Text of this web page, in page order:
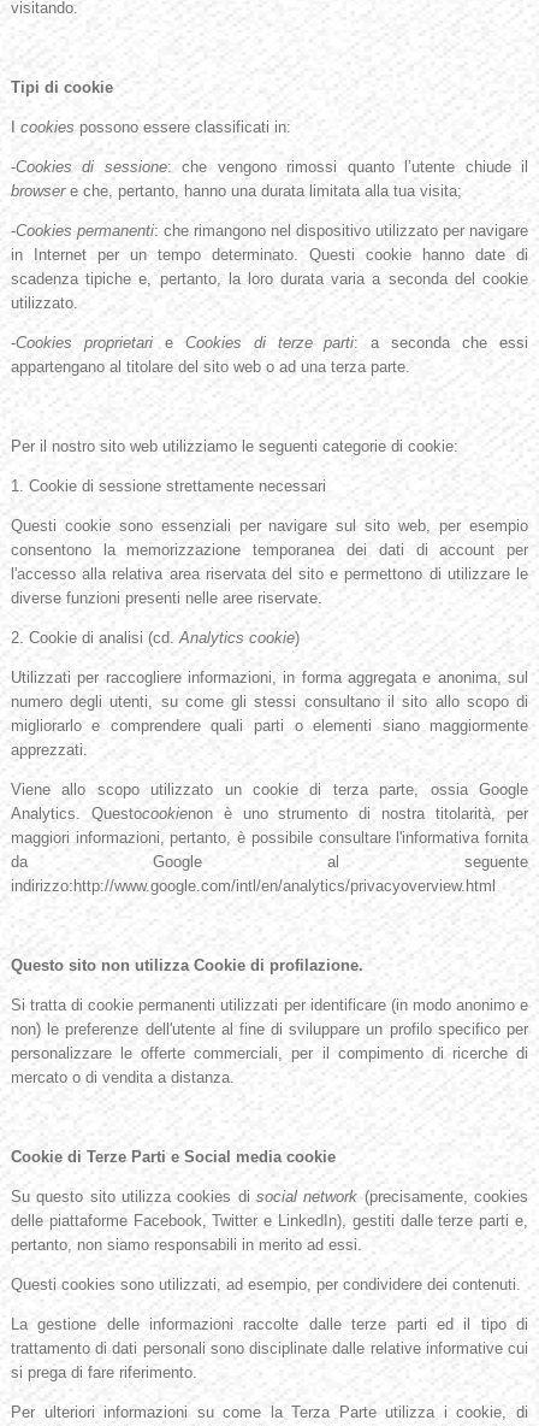
visitando.
Tipi di cookie
cookies possono essere classificati in:
-Cookies di sessione: che vengono rimossi quanto l’utente chiude il
browsere che, pertanto, hanno una durata limitata alla tua visita;
-Cookies permanenti: che rimangono nel dispositivo utilizzato per navigare
in Internet per un tempo determinato. Questi cookie hanno date di
scadenza tipiche e, pertanto, la loro durata varia a seconda del cookie
utilizzato.
-Cookies proprietarie Cookies di terze parti: a seconda che essi
appartengano al titolare del sito web o ad una terza parte.
Per il nostro sito web utilizziamo le seguenti categorie di cookie:
1. Cookie di sessione strettamente necessari
Questi cookie sono essenziali per navigare sul sito web, per esempio
consentono la memorizzazione temporanea dei dati di account per
l'accesso alla relativa area riservata del sito e permettono di utilizzare le
diverse funzioni presenti nelle aree riservate.
2. Cookie di analisi (cd.Analytics cookie)
Utilizzati per raccogliere informazioni, in forma aggregata e anonima, sul
numero degli utenti, su come gli stessi consultano il sito allo scopo di
migliorarlo e comprendere quali parti o elementi siano maggiormente
apprezzati.
Viene allo scopo utilizzato un cookie di terza parte, ossia Google
Analytics. Questocookienon è uno strumento di nostra titolarità, per
maggiori informazioni, pertanto, è possibile consultare l'informativa fornita
da Google al seguente
indirizzo:http://www.google.com/intl/en/analytics/privacyoverview.html
Questo sito non utilizza Cookie di profilazione.
Si tratta di cookie permanenti utilizzati per identificare (in modo anonimo e
non) le preferenze dell'utente al fine di sviluppare un profilo specifico per
personalizzare le offerte commerciali, per il compimento di ricerche di
mercato o di vendita a distanza.
Cookie di Terze Parti e Social media cookie
Su questo sito utilizza cookies disocial network (precisamente, cookies
delle piattaforme Facebook, Twitter e LinkedIn), gestiti dalle terze parti e,
pertanto, non siamo responsabili in merito ad essi.
Questi cookies sono utilizzati, ad esempio, per condividere dei contenuti.
La gestione delle informazioni raccolte dalle terze parti ed il tipo di
trattamento di dati personali sono disciplinate dalle relative informative cui
si prega di fare riferimento.
Per ulteriori informazioni su come la Terza Parte utilizza i cookie, di